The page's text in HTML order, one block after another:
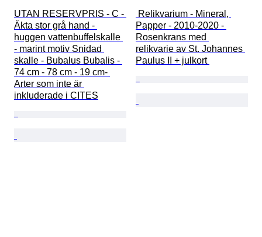
UTAN RESERVPRIS - C -
Äkta stor grå hand -
huggen vattenbuffelskalle
- marint motiv Snidad
skalle - Bubalus Bubalis -
74 cm - 78 cm - 19 cm-
Arter som inte är
inkluderade i CITES
Papper - 2010-2020 -
Rosenkrans med
relikvarie av St. Johannes
Paulus II + julkort